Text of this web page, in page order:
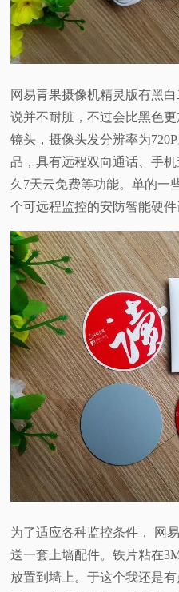
网易青果摄像机精灵版有黑
说并不耐脏，不过会比黑色
镜头，摄像头发分辨率为
品，具有远程双向通话、手
久7天云免费等功能。单的一
个可远程监控的安防智能硬件
为了适应各种监控条件， 网
送一套上墙配件。铁片粘在
放置到墙上。于这个我还是